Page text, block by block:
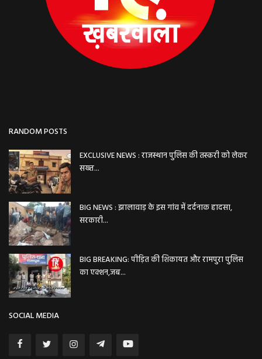
RANDOM POSTS
EXCLUSIVE NEWS : राजस्थान पुलिस की तस्करी को लेकर
सख्त...
BIG NEWS : झालावाड़ के इस गांव में दर्दनाक हादसा,
सरकारी...
BIG BREAKING: पीड़ित की शिकायत और रामपुरा पुलिस
का एक्शन,जब...
SOCIAL MEDIA